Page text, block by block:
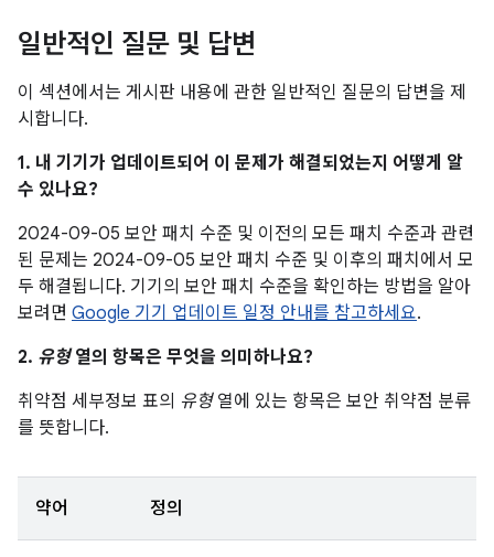
일반적인 질문 및 답변
이 섹션에서는 게시판 내용에 관한 일반적인 질문의 답변을 제
시합니다.
1. 내 기기가 업데이트되어 이 문제가 해결되었는지 어떻게 알
수 있나요?
2024-09-05 보안 패치 수준 및 이전의 모든 패치 수준과 관련
된 문제는 2024-09-05 보안 패치 수준 및 이후의 패치에서 모
두 해결됩니다. 기기의 보안 패치 수준을 확인하는 방법을 알아
보려면 Google 기기 업데이트 일정 안내를 참고하세요.
2. 유형열의 항목은 무엇을 의미하나요?
취약점 세부정보 표의 유형열에 있는 항목은 보안 취약점 분류
를 뜻합니다.
약어 정의